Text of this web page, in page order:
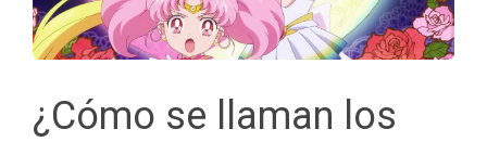
Seguros Salud
Seguros Viajes
Hogar
Salud
Planes de Futuro
Trabaja en Mapfre
¿Cómo se llaman los